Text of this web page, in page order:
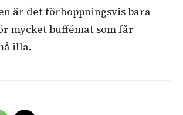
är det förhoppningsvis bara
mycket buffémat som får
illa.